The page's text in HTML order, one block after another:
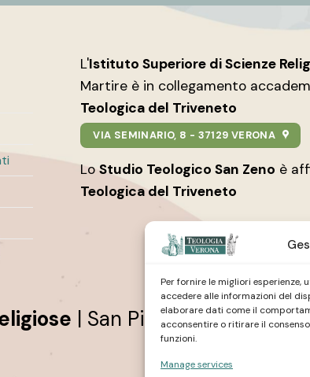
Per fornire le migliori esperienze,
accedere alle informazioni del
elaborare dati come il
acconsentire o ritirare il
funzioni.
Manage services
L'Istituto Superiore di Scienze
Martire è in collegamento
Teologica del Triveneto
VIA SEMINARIO, 8 - 37129 VERONA
Lo Studio Teologico San Zeno è
Teologica del Triveneto
| San Pietro Martire